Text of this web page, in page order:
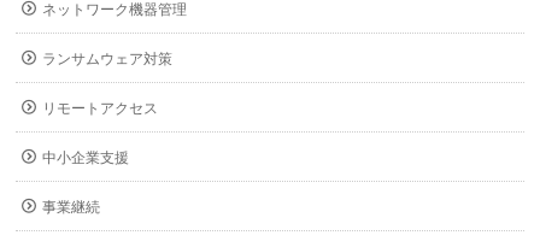
ネットワーク機器管理
ランサムウェア対策
リモートアクセス
中小企業支援
事業継続